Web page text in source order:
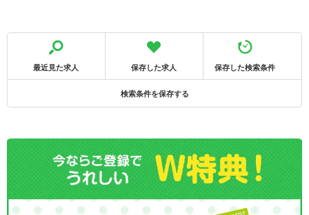
最近見た求人 保存した求人 保存した検索条件
検索条件を保存する